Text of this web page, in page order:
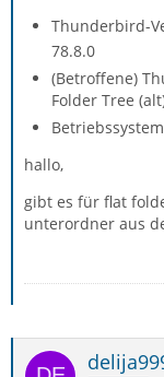
Thunderbird-
78.8.0
(Betroffene)
Folder Tree
hallo,
gibt es für flat
unterordner aus